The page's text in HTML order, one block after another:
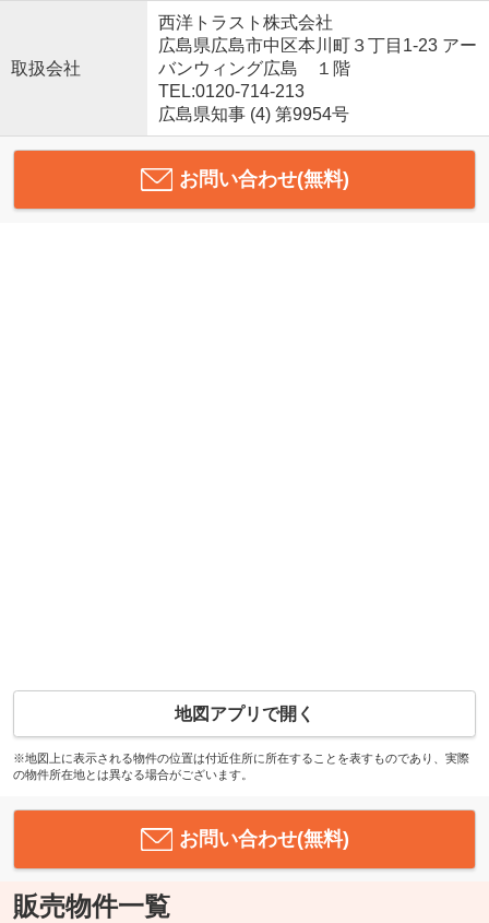
取扱会社
西洋トラスト株式会社
広島県広島市中区本川町３丁目1-23 アー
バンウィング広島 １階
TEL:0120-714-213
広島県知事 (4) 第9954号
お問い合わせ(無料)
地図アプリで開く
※地図上に表示される物件の位置は付近住所に所在することを表すものであり、実際
の物件所在地とは異なる場合がございます。
お問い合わせ(無料)
販売物件一覧